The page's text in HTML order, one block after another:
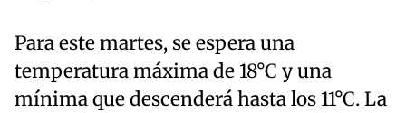
Para este martes, se espera una
temperatura máxima de 18°C y una
mínima que descenderá hasta los 11°C. La